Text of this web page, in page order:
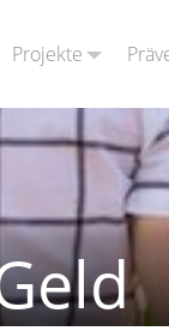
Projekte
Kinder zu Tisch
Hort „Vorstadt
„Starke Eltern –